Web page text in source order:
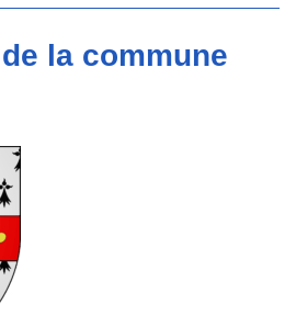
la commune